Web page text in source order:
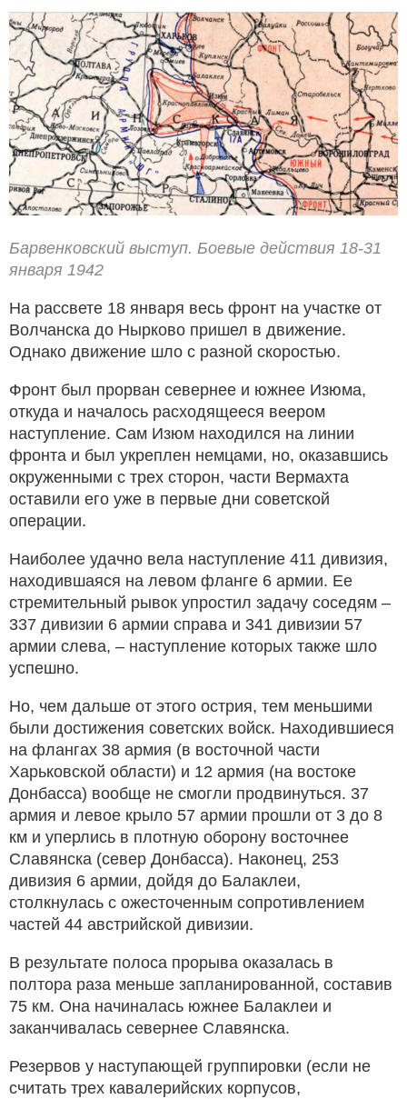
Барвенковский выступ. Боевые действия 18-31
января 1942
На рассвете 18 января весь фронт на участке от
Волчанска до Нырково пришел в движение.
Однако движение шло с разной скоростью.
Фронт был прорван севернее и южнее Изюма,
откуда и началось расходящееся веером
наступление. Сам Изюм находился на линии
фронта и был укреплен немцами, но, оказавшись
окруженными с трех сторон, части Вермахта
оставили его уже в первые дни советской
операции.
Наиболее удачно вела наступление 411 дивизия,
находившаяся на левом фланге 6 армии. Ее
стремительный рывок упростил задачу соседям –
337 дивизии 6 армии справа и 341 дивизии 57
армии слева, – наступление которых также шло
успешно.
Но, чем дальше от этого острия, тем меньшими
были достижения советских войск. Находившиеся
на флангах 38 армия (в восточной части
Харьковской области) и 12 армия (на востоке
Донбасса) вообще не смогли продвинуться. 37
армия и левое крыло 57 армии прошли от 3 до 8
км и уперлись в плотную оборону восточнее
Славянска (север Донбасса). Наконец, 253
дивизия 6 армии, дойдя до Балаклеи,
столкнулась с ожесточенным сопротивлением
частей 44 австрийской дивизии.
В результате полоса прорыва оказалась в
полтора раза меньше запланированной, составив
75 км. Она начиналась южнее Балаклеи и
заканчивалась севернее Славянска.
Резервов у наступающей группировки (если не
считать трех кавалерийских корпусов,